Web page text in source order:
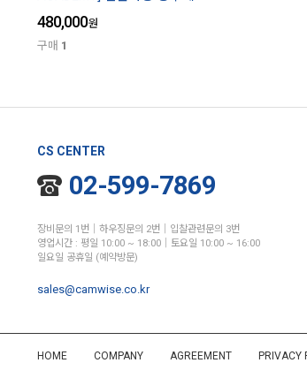
480,000원
구매 1
CS CENTER
02-599-7869
장비문의 1번│하우징문의 2번│입찰관련문의 3번
영업시간 : 평일 10:00 ~ 18:00│토요일 10:00 ~ 16:00
일요일 공휴일 (예약방문)
sales@camwise.co.kr
HOME COMPANY AGREEMENT PRIVACY